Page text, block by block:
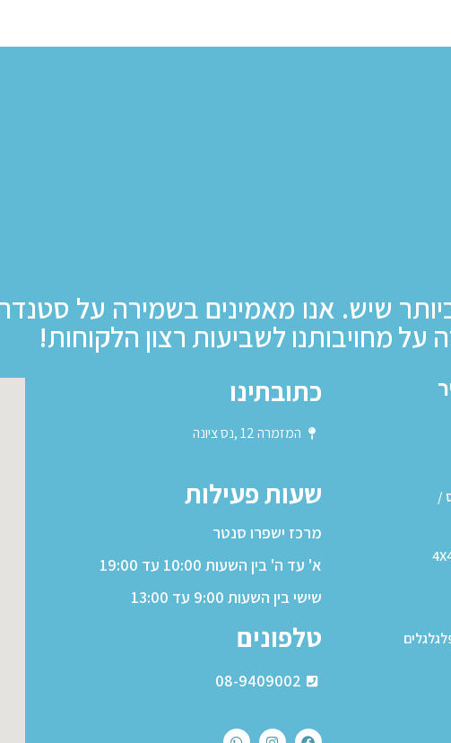
שיש. אנו מאמינים בשמירה על
מחויבותנו לשביעות רצון הלקוחות!
/
כתובתינו
המזמרה 12 ,נס ציונה
שעות פעילות
מרכז ישפרו סנטר
א' עד ה' בין השעות 10:00 עד 19:00
שישי בין השעות 9:00 עד 13:00
טלפונים
08-9409002